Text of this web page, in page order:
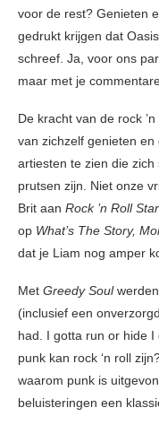
voor de rest? Genieten
gedrukt krijgen dat
schreef. Ja, voor ons
maar met je
De kracht van de rock
van zichzelf genieten
artiesten te zien die
prutsen zijn. Niet onze
Brit aan Rock ’n Roll Star
op What’s The Story,
dat je Liam nog amper
Met Greedy Soul
(inclusief een
had. I gotta run or hide I
punk kan rock ‘n roll
waarom punk is
beluisteringen een